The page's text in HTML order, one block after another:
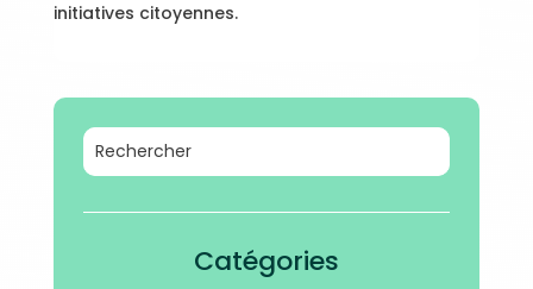
initiatives citoyennes.
Catégories